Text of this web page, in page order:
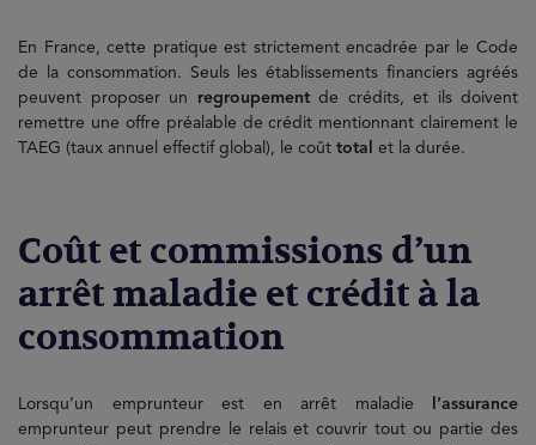
En France, cette pratique est strictement encadrée par le Code
de la consommation. Seuls les établissements financiers agréés
peuvent proposer un
regroupement de crédits, et ils doivent
remettre une offre préalable de crédit mentionnant clairement le
TAEG (taux annuel effectif global), le coût total et la durée.
Coût et commissions d’un
arrêt maladie et crédit à la
consommation
Lorsqu’un emprunteur est en arrêt maladie
l’assurance
emprunteur peut prendre le relais et couvrir tout ou partie des